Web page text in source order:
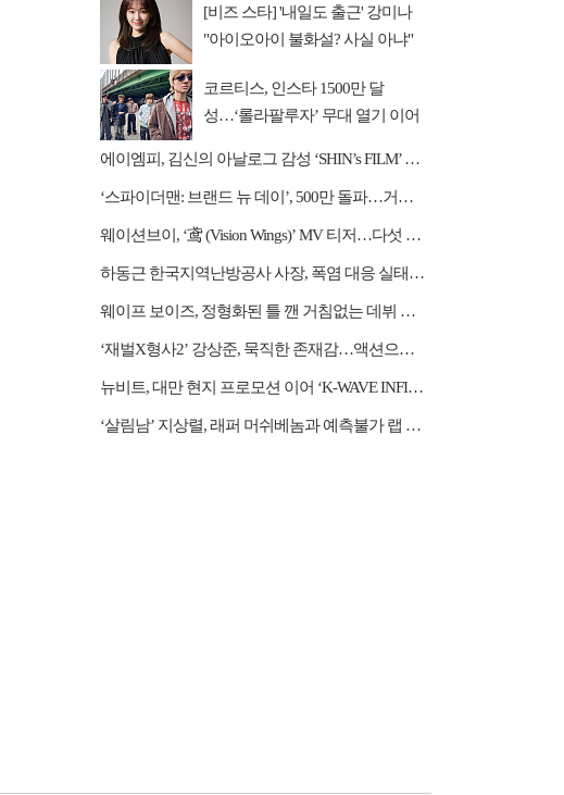
[비즈 스타] '내일도 출근' 강미나
"아이오아이 불화설? 사실 아냐"
코르티스, 인스타 1500만 달
성…‘롤라팔루자’ 무대 열기 이어
에이엠피, 김신의 아날로그 감성 ‘SHIN’s FILM’ 공개
‘스파이더맨: 브랜드 뉴 데이’, 500만 돌파…거침없는 흥행 질주
웨이션브이, ‘鸢 (Vision Wings)’ MV 티저…다섯 전사들의 강렬한 비상
하동근 한국지역난방공사 사장, 폭염 대응 실태 점검 "안전관리에 최선을 다할 것"
웨이프 보이즈, 정형화된 틀 깬 거침없는 데뷔 행보
‘재벌X형사2’ 강상준, 묵직한 존재감…액션으로 강렬 포문
뉴비트, 대만 현지 프로모션 이어 ‘K-WAVE INFINITY’ 무대 오른다
‘살림남’ 지상렬, 래퍼 머쉬베놈과 예측불가 랩 수업